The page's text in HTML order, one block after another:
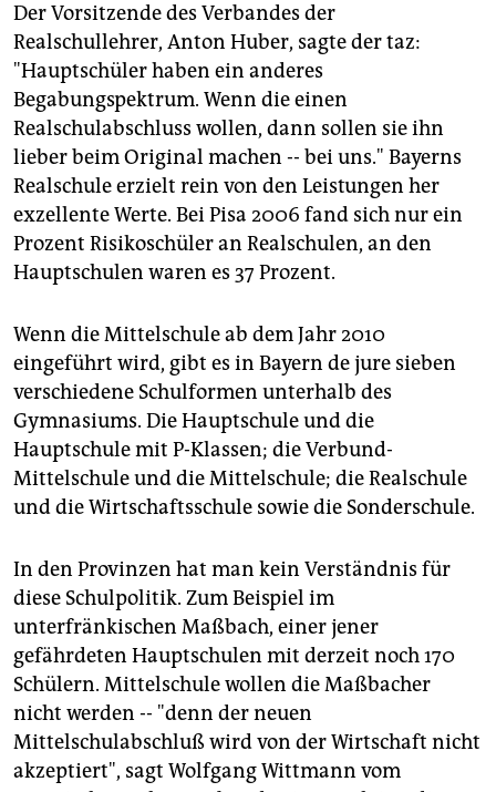
Der Vorsitzende des Verbandes der
Realschullehrer, Anton Huber, sagte der taz:
"Hauptschüler haben ein anderes
Begabungspektrum. Wenn die einen
Realschulabschluss wollen, dann sollen sie ihn
lieber beim Original machen -- bei uns." Bayerns
Realschule erzielt rein von den Leistungen her
exzellente Werte. Bei Pisa 2006 fand sich nur ein
Prozent Risikoschüler an Realschulen, an den
Hauptschulen waren es 37 Prozent.
Wenn die Mittelschule ab dem Jahr 2010
eingeführt wird, gibt es in Bayern de jure sieben
verschiedene Schulformen unterhalb des
Gymnasiums. Die Hauptschule und die
Hauptschule mit P-Klassen; die Verbund-
Mittelschule und die Mittelschule; die Realschule
und die Wirtschaftsschule sowie die Sonderschule.
In den Provinzen hat man kein Verständnis für
diese Schulpolitik. Zum Beispiel im
unterfränkischen Maßbach, einer jener
gefährdeten Hauptschulen mit derzeit noch 170
Schülern. Mittelschule wollen die Maßbacher
nicht werden -- "denn der neuen
Mittelschulabschluß wird von der Wirtschaft nicht
akzeptiert", sagt Wolfgang Wittmann vom